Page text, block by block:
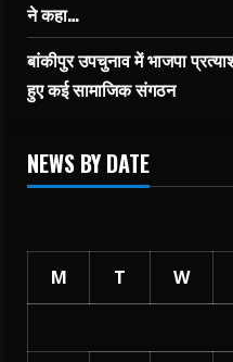
ने कहा…
बांकीपुर उपचुनाव में भाजपा
हुए कई सामाजिक संगठन
NEWS BY DATE
M T W